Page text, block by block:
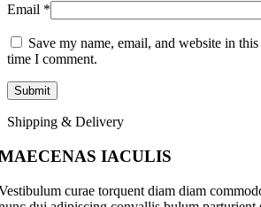
Email *
Save my name, email, and website in
time I comment.
Shipping & Delivery
IACULIS
curae torquent diam diam